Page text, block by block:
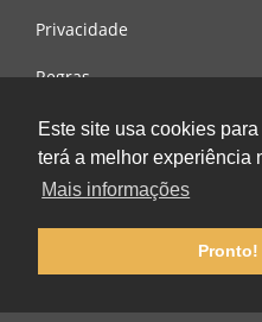
Este site usa cookies
terá a melhor experiência
Mais informações
Pronto!
Privacidade
Regras
Contacte-nos
© 2002-2026